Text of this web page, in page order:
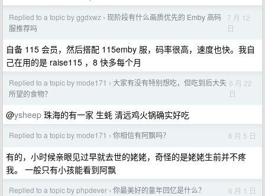
Replied to a topic by ggdxwz › 现阶段有什么画质优先的 Emby 高码
服推荐吗
7 月 12
日
自备 115 会员，然后搭配 115emby 服，码率很高，速度也快。我自
己在用的是 raise115 ，8 快多每个月
Replied to a topic by mode171 › 大家有没有特别想吃，但吃到后大失
所望的食物？
6 月 22
日
@ysheep 珠海的有一家 生蚝 清远鸡火锅确实好吃
Replied to a topic by mode171 › 你相信有阿飘吗？ 6 月 5 日
有的，小时候亲眼见过早就去世的姥姥，奇怪的是姥姥生前并不疼
我。 一般只有小孩能看到阿飘
Replied to a topic by phpdever › 你最美好的童年回忆是什么？ 6 月 1 日